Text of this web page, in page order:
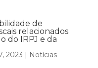
de
relacionados
do IRPJ e da
2023 | Notícias